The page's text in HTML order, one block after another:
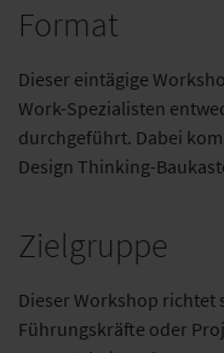
Format
Dieser eintägige
Work-Spezialisten
durchgeführt. Dabei
Design Thinking-
Zielgruppe
Dieser Workshop richtet
Führungskräfte oder